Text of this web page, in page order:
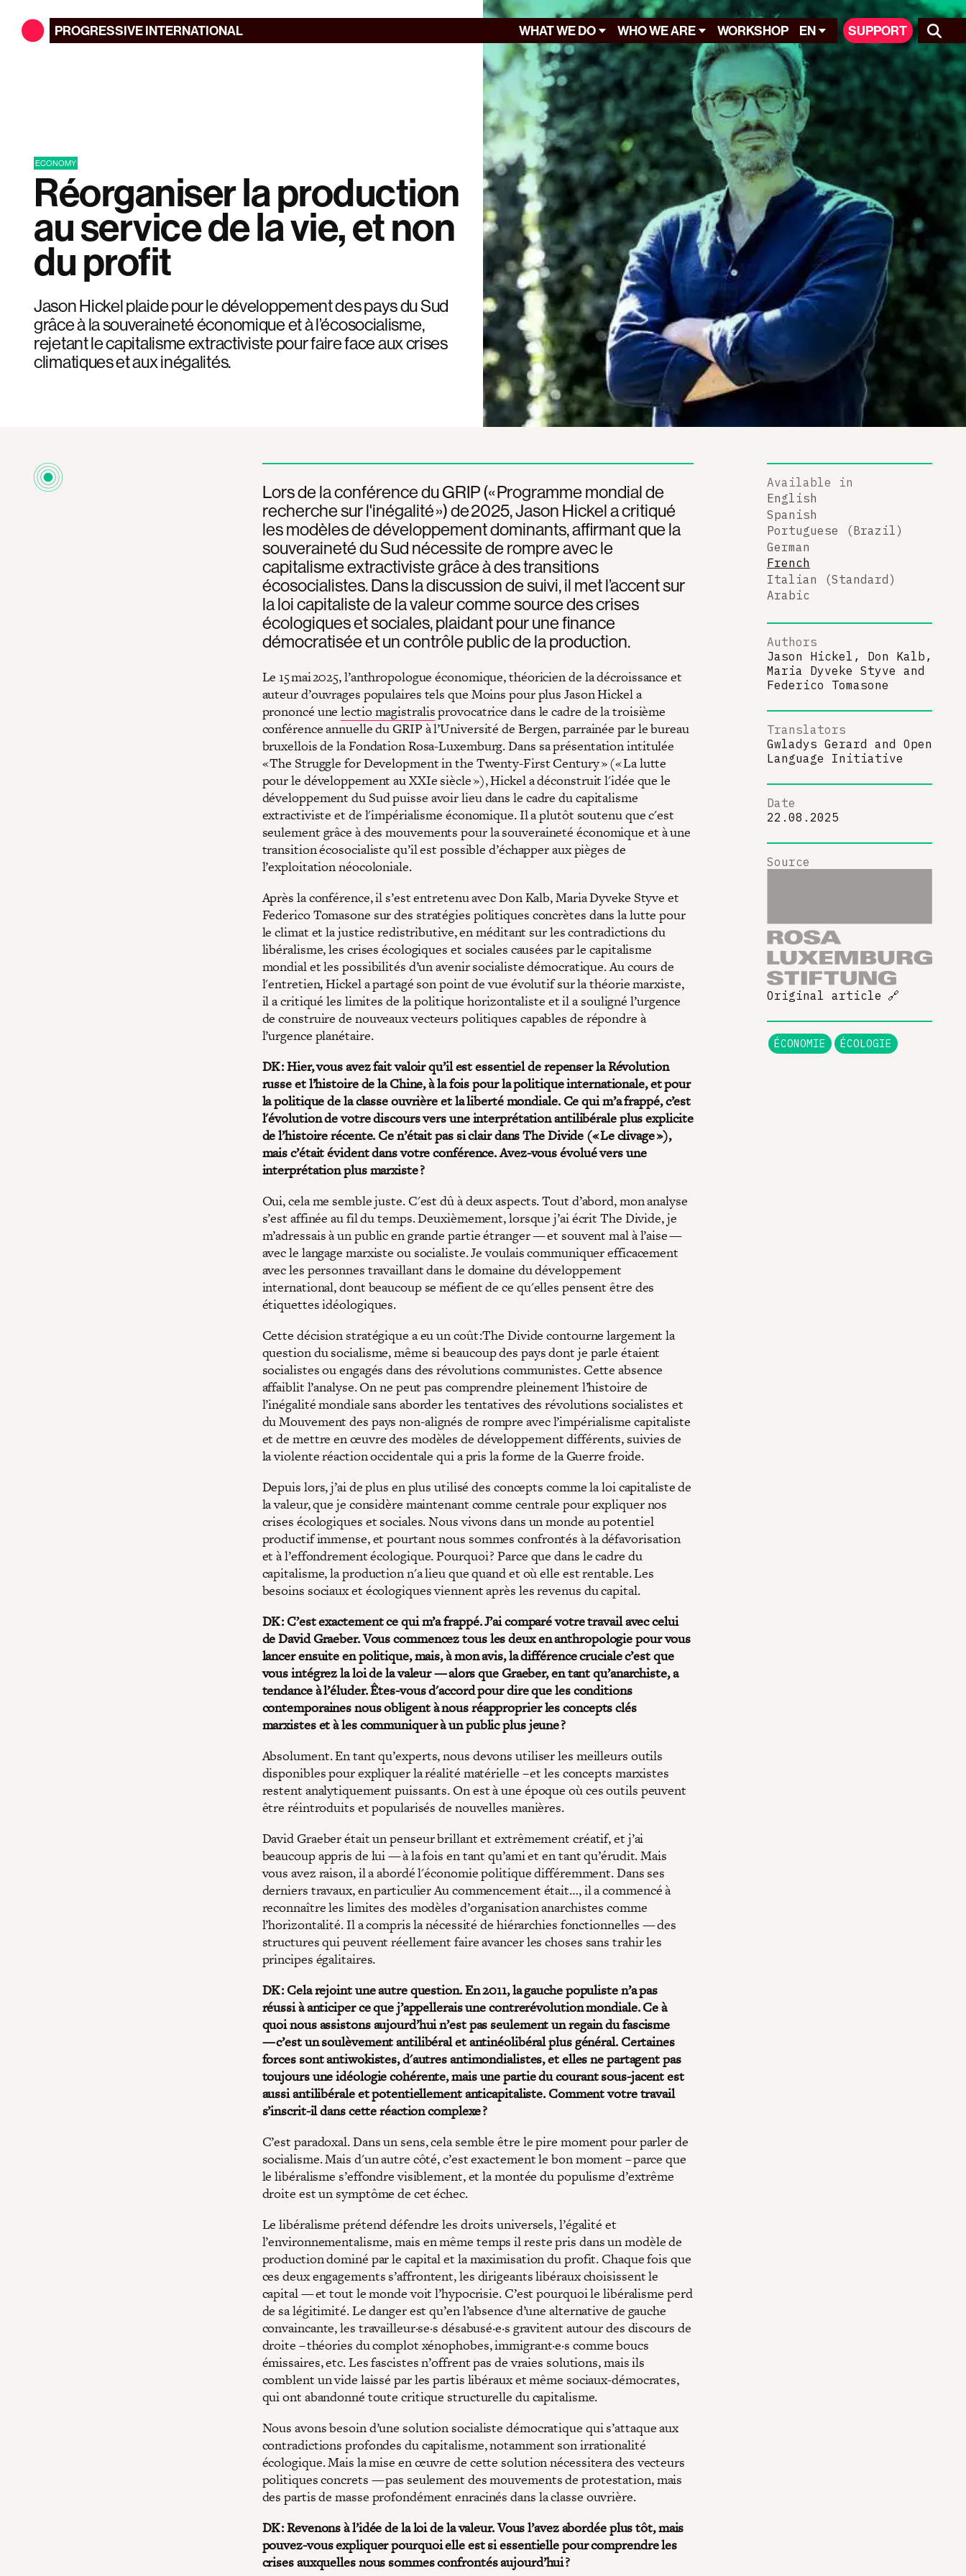
PROGRESSIVEINTERNATIONAL WHAT WE DO WHO WE ARE WORKSHOP EN SUPPORT
ECONOMY
Réorganiser la production
au service de la vie, et non
du profit
Jason Hickel plaide pour le développement des pays du Sud
grâce à la souveraineté économique et à l’écosocialisme,
rejetant le capitalisme extractiviste pour faire face aux crises
climatiques et aux inégalités.
Lors de la conférence du GRIP (« Programme mondial de
recherche sur l'inégalité ») de 2025, Jason Hickel a critiqué
les modèles de développement dominants, affirmant que la
souveraineté du Sud nécessite de rompre avec le
capitalisme extractiviste grâce à des transitions
écosocialistes. Dans la discussion de suivi, il met l’accent sur
la loi capitaliste de la valeur comme source des crises
écologiques et sociales, plaidant pour une finance
démocratisée et un contrôle public de la production.
Le 15 mai 2025, l’anthropologue économique, théoricien de la décroissance et
auteur d’ouvrages populaires tels que Moins pour plus Jason Hickel a
prononcé unelectio magistralisprovocatrice dans le cadre de la troisième
conférence annuelle du GRIP à l’Université de Bergen, parrainée par le bureau
bruxellois de la Fondation Rosa-Luxemburg. Dans sa présentation intitulée
« The Struggle for Development in the Twenty-First Century » (« La lutte
pour le développement au XXIe siècle »), Hickel a déconstruit l'idée que le
développement du Sud puisse avoir lieu dans le cadre du capitalisme
extractiviste et de l'impérialisme économique. Il a plutôt soutenu que c'est
seulement grâce à des mouvements pour la souveraineté économique et à une
transition écosocialiste qu’il est possible d’échapper aux pièges de
l’exploitation néocoloniale.
Après la conférence, il s’est entretenu avec Don Kalb, Maria Dyveke Styve et
Federico Tomasone sur des stratégies politiques concrètes dans la lutte pour
le climat et la justice redistributive, en méditant sur les contradictions du
libéralisme, les crises écologiques et sociales causées par le capitalisme
mondial et les possibilités d’un avenir socialiste démocratique. Au cours de
l'entretien, Hickel a partagé son point de vue évolutif sur la théorie marxiste,
il a critiqué les limites de la politique horizontaliste et il a souligné l’urgence
de construire de nouveaux vecteurs politiques capables de répondre à
l’urgence planétaire.
DK : Hier, vous avez fait valoir qu’il est essentiel de repenser la Révolution
russe et l’histoire de la Chine, à la fois pour la politique internationale, et pour
la politique de la classe ouvrière et la liberté mondiale. Ce qui m’a frappé, c’est
l'évolution de votre discours vers une interprétation antilibérale plus explicite
de l’histoire récente. Ce n’était pas si clair dans The Divide (« Le clivage »),
mais c’était évident dans votre conférence. Avez-vous évolué vers une
interprétation plus marxiste ?
Oui, cela me semble juste. C'est dû à deux aspects. Tout d’abord, mon analyse
s’est affinée au fil du temps. Deuxièmement, lorsque j’ai écrit The Divide, je
m’adressais à un public en grande partie étranger — et souvent mal à l’aise —
avec le langage marxiste ou socialiste. Je voulais communiquer efficacement
avec les personnes travaillant dans le domaine du développement
international, dont beaucoup se méfient de ce qu'elles pensent être des
étiquettes idéologiques.
Cette décision stratégique a eu un coût :The Divide contourne largement la
question du socialisme, même si beaucoup des pays dont je parle étaient
socialistes ou engagés dans des révolutions communistes. Cette absence
affaiblit l’analyse. On ne peut pas comprendre pleinement l’histoire de
l’inégalité mondiale sans aborder les tentatives des révolutions socialistes et
du Mouvement des pays non-alignés de rompre avec l’impérialisme capitaliste
et de mettre en œuvre des modèles de développement différents, suivies de
la violente réaction occidentale qui a pris la forme de la Guerre froide.
Depuis lors, j’ai de plus en plus utilisé des concepts comme la loi capitaliste de
la valeur, que je considère maintenant comme centrale pour expliquer nos
crises écologiques et sociales. Nous vivons dans un monde au potentiel
productif immense, et pourtant nous sommes confrontés à la défavorisation
et à l’effondrement écologique. Pourquoi ? Parce que dans le cadre du
capitalisme, la production n'a lieu que quand et où elle est rentable. Les
besoins sociaux et écologiques viennent après les revenus du capital.
DK : C’est exactement ce qui m’a frappé. J’ai comparé votre travail avec celui
de David Graeber. Vous commencez tous les deux en anthropologie pour vous
lancer ensuite en politique, mais, à mon avis, la différence cruciale c’est que
vous intégrez la loi de la valeur — alors que Graeber, en tant qu’anarchiste, a
tendance à l’éluder. Êtes-vous d'accord pour dire que les conditions
contemporaines nous obligent à nous réapproprier les concepts clés
marxistes et à les communiquer à un public plus jeune ?
Absolument. En tant qu’experts, nous devons utiliser les meilleurs outils
disponibles pour expliquer la réalité matérielle – et les concepts marxistes
restent analytiquement puissants. On est à une époque où ces outils peuvent
être réintroduits et popularisés de nouvelles manières.
David Graeber était un penseur brillant et extrêmement créatif, et j’ai
beaucoup appris de lui — à la fois en tant qu’ami et en tant qu’érudit. Mais
vous avez raison, il a abordé l'économie politique différemment. Dans ses
derniers travaux, en particulier Au commencement était…, il a commencé à
reconnaître les limites des modèles d’organisation anarchistes comme
l’horizontalité. Il a compris la nécessité de hiérarchies fonctionnelles — des
structures qui peuvent réellement faire avancer les choses sans trahir les
principes égalitaires.
DK : Cela rejoint une autre question. En 2011, la gauche populiste n’a pas
réussi à anticiper ce que j’appellerais une contrerévolution mondiale. Ce à
quoi nous assistons aujourd’hui n’est pas seulement un regain du fascisme
— c’est un soulèvement antilibéral et antinéolibéral plus général. Certaines
forces sont antiwokistes, d'autres antimondialistes, et elles ne partagent pas
toujours une idéologie cohérente, mais une partie du courant sous-jacent est
aussi antilibérale et potentiellement anticapitaliste. Comment votre travail
s’inscrit-il dans cette réaction complexe ?
C’est paradoxal. Dans un sens, cela semble être le pire moment pour parler de
socialisme. Mais d'un autre côté, c’est exactement le bon moment – parce que
le libéralisme s’effondre visiblement, et la montée du populisme d’extrême
droite est un symptôme de cet échec.
Le libéralisme prétend défendre les droits universels, l’égalité et
l’environnementalisme, mais en même temps il reste pris dans un modèle de
production dominé par le capital et la maximisation du profit. Chaque fois que
ces deux engagements s’affrontent, les dirigeants libéraux choisissent le
capital — et tout le monde voit l’hypocrisie. C’est pourquoi le libéralisme perd
de sa légitimité. Le danger est qu’en l’absence d’une alternative de gauche
convaincante, les travailleur·se·s désabusé·e·s gravitent autour des discours de
droite – théories du complot xénophobes, immigrant·e·s comme boucs
émissaires, etc. Les fascistes n’offrent pas de vraies solutions, mais ils
comblent un vide laissé par les partis libéraux et même sociaux-démocrates,
qui ont abandonné toute critique structurelle du capitalisme.
Nous avons besoin d’une solution socialiste démocratique qui s’attaque aux
contradictions profondes du capitalisme, notamment son irrationalité
écologique. Mais la mise en œuvre de cette solution nécessitera des vecteurs
politiques concrets — pas seulement des mouvements de protestation, mais
des partis de masse profondément enracinés dans la classe ouvrière.
DK : Revenons à l’idée de la loi de la valeur. Vous l’avez abordée plus tôt, mais
pouvez-vous expliquer pourquoi elle est si essentielle pour comprendre les
crises auxquelles nous sommes confrontés aujourd’hui ?
Available in
English
Spanish
Portuguese (Brazil)
German
French
Italian (Standard)
Arabic
Authors
Jason Hickel, Don Kalb,
Maria Dyveke Styve and
Federico Tomasone
Translators
Gwladys Gerard and Open
Language Initiative
Date
22.08.2025
Source
Original article 🔗
ÉCONOMIE ÉCOLOGIE